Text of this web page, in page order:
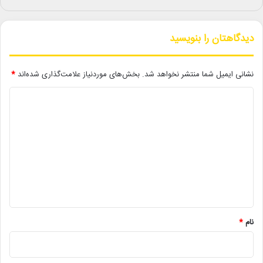
• مجله هنری
• زمان ساخت و اکران «مایکل ۲» اعلام شد
• راهیابی ۲ انیمیشن کوتاه به سی‌امین جشنواره فیلم رود آیلند
دیدگاهتان را بنویسید
نشانی ایمیل شما منتشر نخواهد شد. بخش‌های موردنیاز علامت‌گذاری شده‌اند *
نام*